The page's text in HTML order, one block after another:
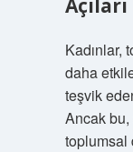
Açıları
Kadınlar,
daha
teşvik
Ancak bu,
toplumsal